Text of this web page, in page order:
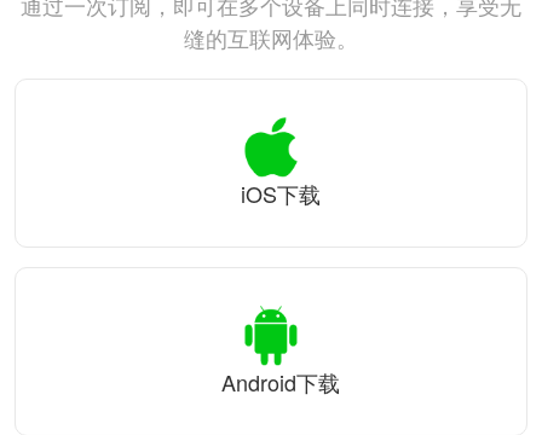
缝的互联网体验。
iOS下载
Android下载